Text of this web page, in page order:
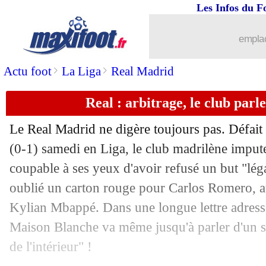
Actu foot> La Liga> Real Madrid
Les Infos du
Real : arbitrage, le club
Le Real Madrid ne digère toujours pas.
(0-1) samedi en Liga, le club madrilène
coupable à ses yeux d'avoir refusé un but
oublié un carton rouge pour Carlos Romero,
Kylian Mbappé. Dans une longue lettre
Maison Blanche va même jusqu'à parler d'un
de l'intérieur" !
OM-OL : Rabiot, la DA valide le
04/02 Bayern: Hoeness rêve de Wirtz
: Roy surpris par le calendrier...
04/02 Ballon d'Or: Vinicius, CR7 en remet
04/02 Chelsea: Joao Félix prêté au Milan
04/02 Aston Villa : Asensio, surtout venu
04/02 Roma: le rêve Ancelotti toujours
04/02 OM: les premiers mots de Dedic